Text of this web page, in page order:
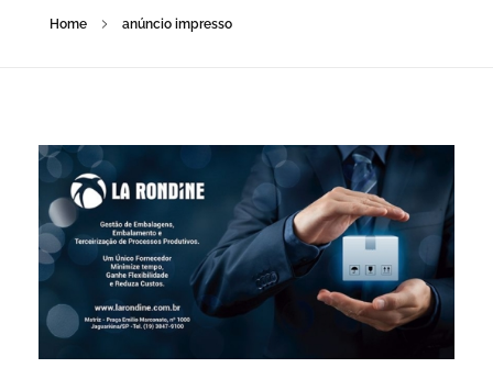
Home anúncio impresso